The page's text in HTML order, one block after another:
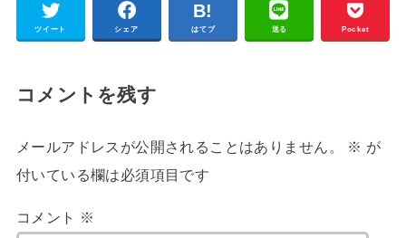
ツイート シェア はてブ 送る Pocket
コメントを残す
メールアドレスが公開されることはありません。 ※ が
付いている欄は必須項目です
コメント ※